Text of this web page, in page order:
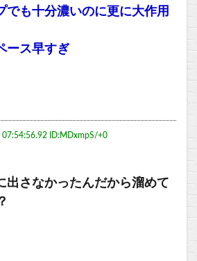
でも十分濃いのに更に大作用
ース早すぎ
ID:MDxmpS/+0
出さなかったんだから溜めて